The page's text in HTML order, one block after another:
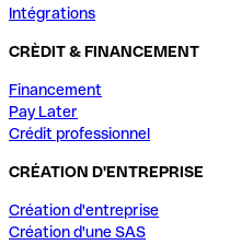
Intégrations
CRÈDIT & FINANCEMENT
Financement
Pay Later
Crédit professionnel
CRÉATION D'ENTREPRISE
Création d'entreprise
Création d'une SAS